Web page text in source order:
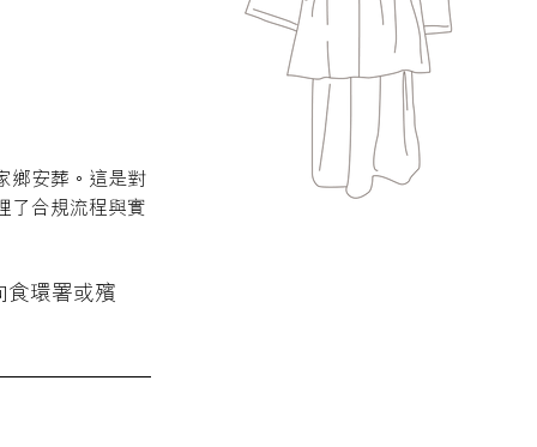
鄉安葬。這是對
了合規流程與實
食環署或殯